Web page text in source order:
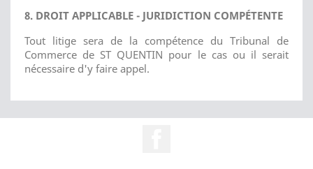
8. DROIT APPLICABLE - JURIDICTION COMPÉTENTE
Tout litige sera de la compétence du Tribunal de
Commerce de ST QUENTIN pour le cas ou il serait
nécessaire d'y faire appel.